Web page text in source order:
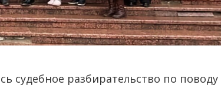
судебное разбирательство по поводу